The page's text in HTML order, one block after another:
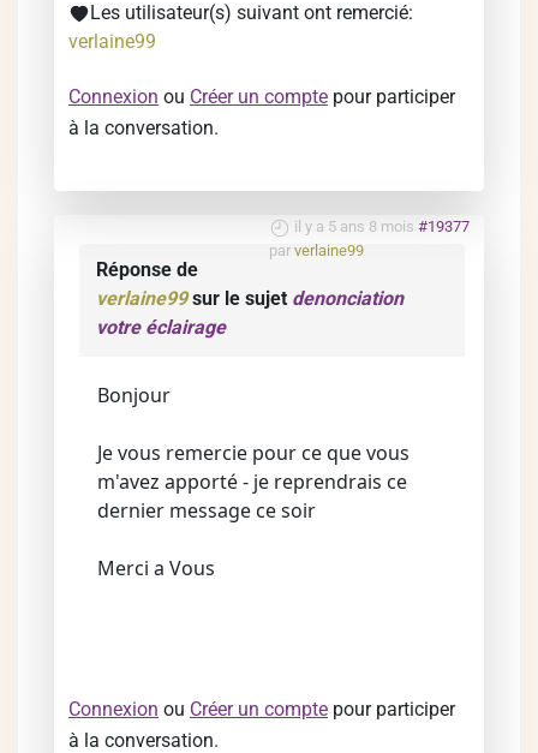
Les utilisateur(s) suivant ont remercié:
verlaine99
Connexion ou Créer un compte pour participer
à la conversation.
il y a 5 ans 8 mois #19377
par verlaine99
Réponse de
verlaine99sur le sujet denonciation
votre éclairage
Bonjour
Je vous remercie pour ce que vous
m'avez apporté - je reprendrais ce
dernier message ce soir
Merci a Vous
Connexion ou Créer un compte pour participer
à la conversation.